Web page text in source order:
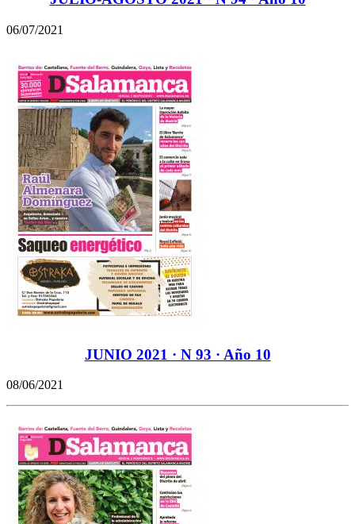
06/07/2021
JUNIO 2021 · N 93 · Año 10
08/06/2021